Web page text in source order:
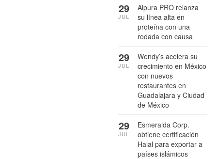
Alpura PRO relanza
su línea alta en
proteína con una
rodada con causa
29
JUL
Wendy’s acelera su
crecimiento en México
con nuevos
restaurantes en
Guadalajara y Ciudad
de México
29
JUL
Esmeralda Corp.
obtiene certificación
Halal para exportar a
países islámicos
29
JUL